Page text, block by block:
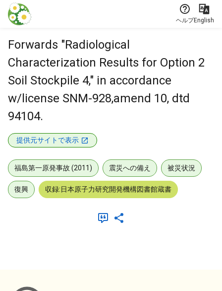
本文に飛ぶ
ヘルプEnglish
Forwards "Radiological
Characterization Results for Option 2
Soil Stockpile 4," in accordance
w/license SNM-928,amend 10, dtd
94104.
提供元サイトで表示
福島第一原発事故 (2011) 震災への備え 被災状況
復興 収録:日本原子力研究開発機構図書館蔵書